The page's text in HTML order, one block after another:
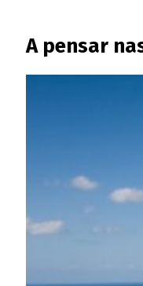
A pensar